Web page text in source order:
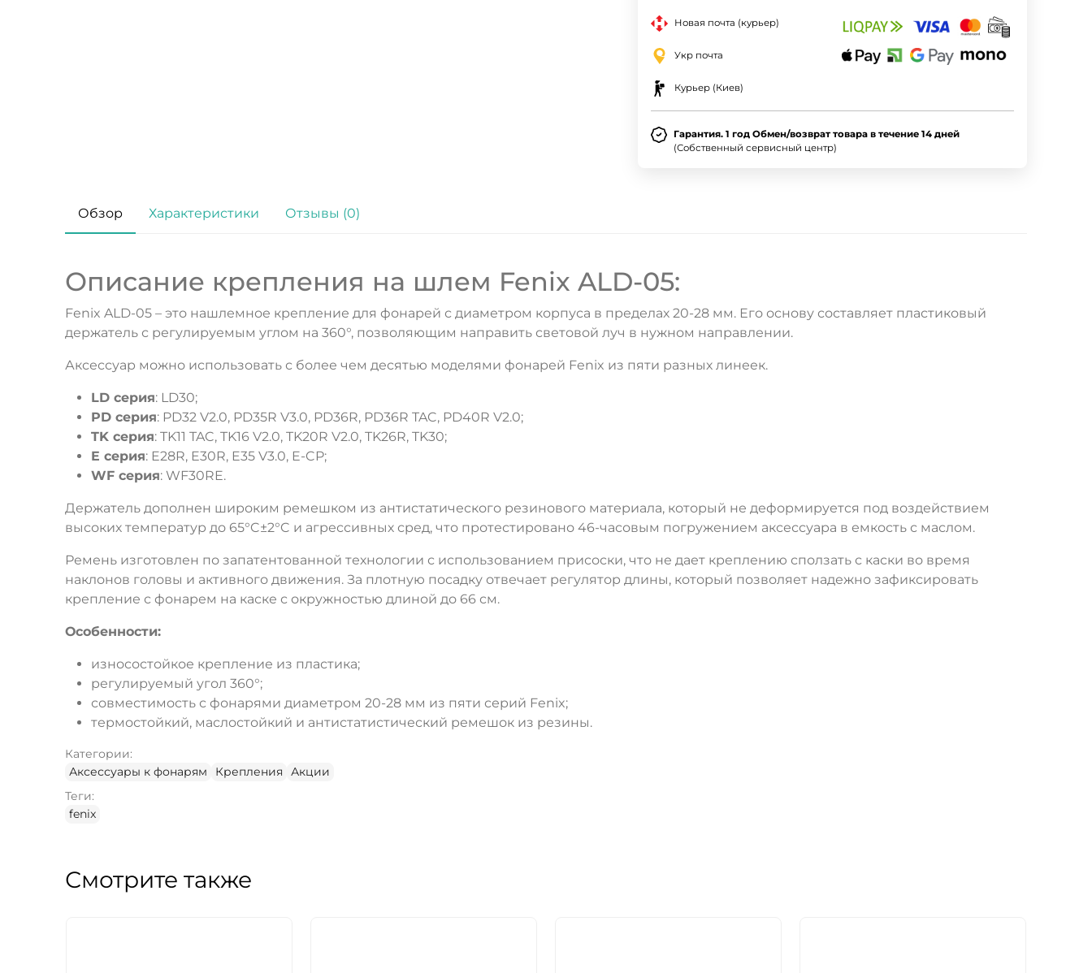
Новая почта (курьер)
Укр почта
Курьер (Киев)
Гарантия. 1 год Обмен/возврат товара в течение 14 дней
(Собственный сервисный центр)
Обзор Характеристики Отзывы (0)
Описание крепления на шлем Fenix ALD-05:
Fenix ALD-05 – это нашлемное крепление для фонарей с диаметром корпуса в пределах 20-28 мм. Его основу составляет пластиковый
держатель с регулируемым углом на 360°, позволяющим направить световой луч в нужном направлении.
Аксессуар можно использовать с более чем десятью моделями фонарей Fenix из пяти разных линеек.
LD серия: LD30;
PD серия: PD32 V2.0, PD35R V3.0, PD36R, PD36R TAC, PD40R V2.0;
TK серия: TK11 TAC, TK16 V2.0, TK20R V2.0, TK26R, TK30;
E серия: E28R, E30R, E35 V3.0, E-CP;
WF серия: WF30RE.
Держатель дополнен широким ремешком из антистатического резинового материала, который не деформируется под воздействием
высоких температур до 65°C±2°C и агрессивных сред, что протестировано 46-часовым погружением аксессуара в емкость с маслом.
Ремень изготовлен по запатентованной технологии с использованием присоски, что не дает креплению сползать с каски во время
наклонов головы и активного движения. За плотную посадку отвечает регулятор длины, который позволяет надежно зафиксировать
крепление с фонарем на каске с окружностью длиной до 66 см.
Особенности:
износостойкое крепление из пластика;
регулируемый угол 360°;
совместимость с фонарями диаметром 20-28 мм из пяти серий Fenix;
термостойкий, маслостойкий и антистатистический ремешок из резины.
Категории:
Аксессуары к фонарям
Крепления
Акции
Теги:
fenix
Смотрите также